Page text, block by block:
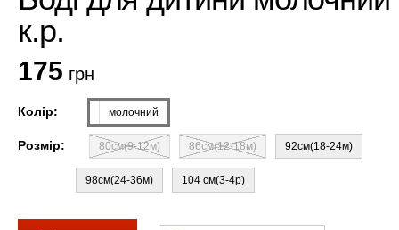
к.р.
175 грн
Колір: молочний
Розмір: 80см(9-12м) 86см(12-18м) 92см(18-24м)
98см(24-36м) 104 см(3-4р)